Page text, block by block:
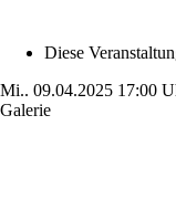
Diese
Mi.. 09.04.2025 17:00
Galerie